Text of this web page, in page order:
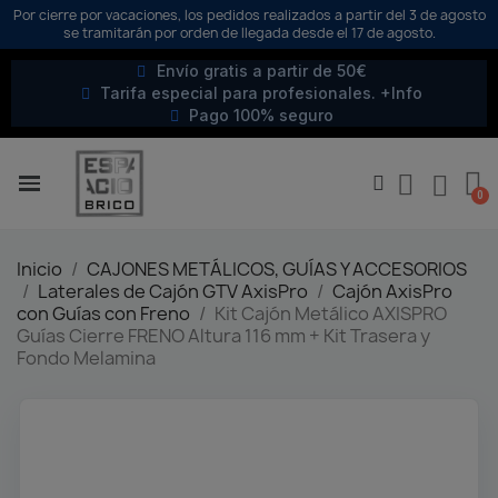
Por cierre por vacaciones, los pedidos realizados a partir del 3 de agosto
se tramitarán por orden de llegada desde el 17 de agosto.
Envío gratis a partir de 50€
Tarifa especial para profesionales. +Info
Pago 100% seguro
Inicio
CAJONES METÁLICOS, GUÍAS Y ACCESORIOS
Laterales de Cajón GTV AxisPro
Cajón AxisPro
con Guías con Freno
Kit Cajón Metálico AXISPRO
Guías Cierre FRENO Altura 116 mm + Kit Trasera y
Fondo Melamina